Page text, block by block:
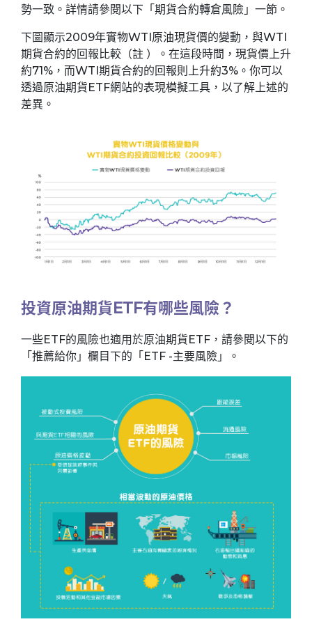
勢一致。詳情請參閱以下「期貨合約轉倉風險」一節。
下圖顯示2009年實物WTI原油現貨價的變動，與WTI
期貨合約的回報比較（註 ）。在這段時間，現貨價上升
約71%，而WTI期貨合約的回報則上升約3%。你可以
透過原油期貨ETF網站的表現模擬工具，以了解上述的
差異。
投資原油期貨ETF有哪些風險？
一些ETF的風險也適用於原油期貨ETF，請參閱以下的
「推薦給你」欄目下的「ETF -主要風險」。